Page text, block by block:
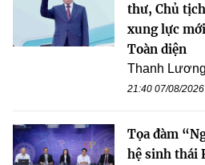
thư, Chủ
xung lực
Toàn diện
Thanh Lương
21:40 07/08/2026
Tọa đàm
hệ sinh thái